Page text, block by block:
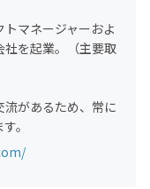
マネージャーおよ
社を起業。（主要取
があるため、常に
。